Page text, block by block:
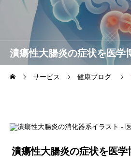
潰瘍性大腸炎の症状を医学
血便・下痢から重症度分類
サービス 健康ブログ
潰瘍性大腸炎の症状を医学